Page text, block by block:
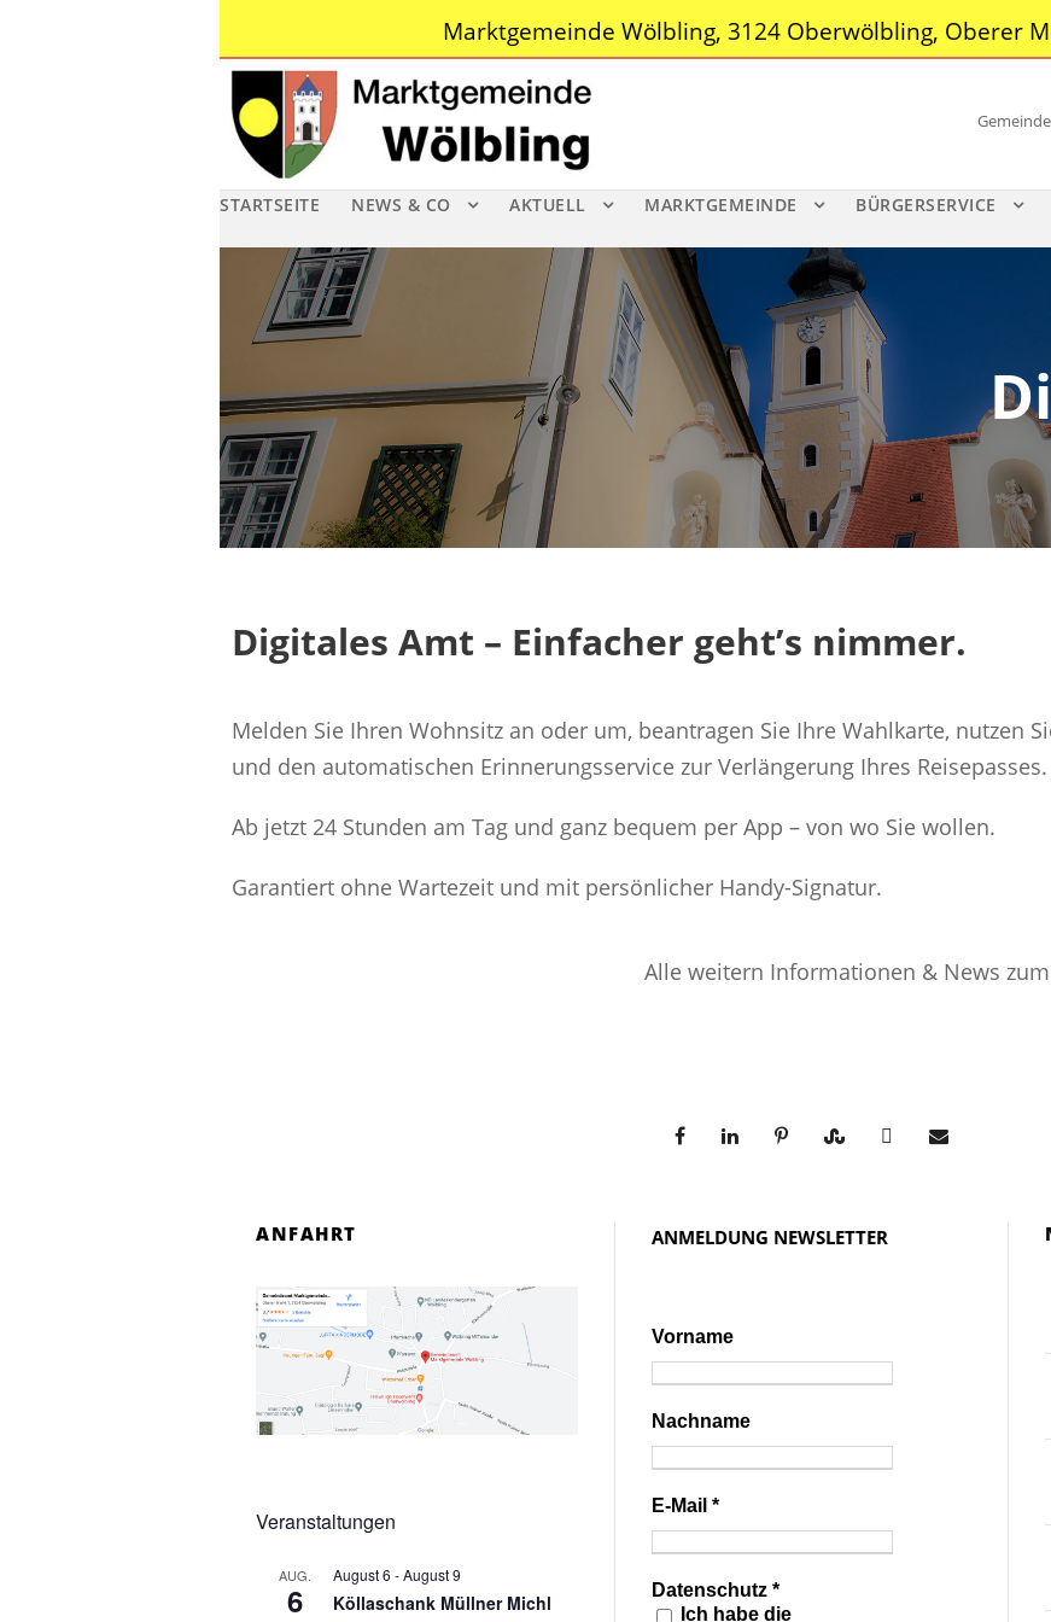
Marktgemeinde Wölbling, 3124 Oberwölbling, Oberer
STARTSEITE NEWS & CO AKTUELL MARKTGEMEINDE BÜRGERSERVICE
Digitales Amt – Einfacher geht’s nimmer.
Melden Sie Ihren Wohnsitz an oder um, beantragen Sie Ihre Wahlkarte, nutzen
und den automatischen Erinnerungsservice zur Verlängerung Ihres Reisepasses.
Ab jetzt 24 Stunden am Tag und ganz bequem per App – von wo Sie wollen.
Garantiert ohne Wartezeit und mit persönlicher Handy-Signatur.
Alle weitern Informationen & News
ANFAHRT
Veranstaltungen
AUG.
6
August 6 -August 9
Köllaschank Müllner Michl
ANMELDUNG NEWSLETTER
Vorname
Nachname
E-Mail *
Datenschutz *
Ich habe die